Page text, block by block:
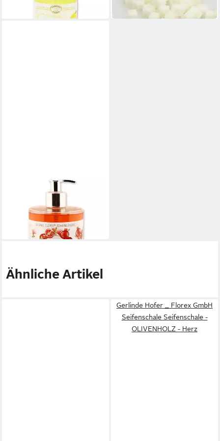
in 3-4 Werktagen bei dir
GERLINDE HOFER _ FLOREX
11,49 €
(22,98 €/ 1 l)
in 6-8 Werktagen bei dir
Ähnliche Artikel
Gerlinde Hofer _ Florex GmbH
Seifenschale Seifenschale -
OLIVENHOLZ - Herz